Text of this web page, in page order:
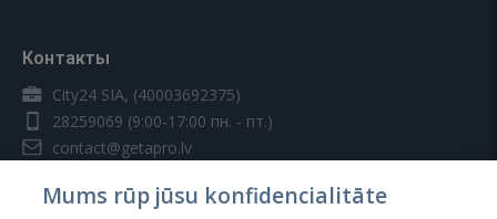
Контакты
City24 SIA, (40003692375)
28259069 (9:00-17:00 пн. - пт.)
contact@getapro.lv
Mums rūp jūsu konfidencialitāte